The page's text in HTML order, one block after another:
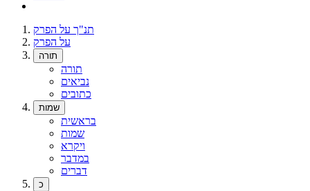
תנ"ך על הפרק
על הפרק
תורה
תורה
נביאים
כתובים
שמות
בראשית
שמות
ויקרא
במדבר
דברים
כ